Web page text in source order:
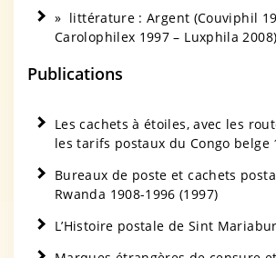
» littérature : Argent (Couviphil
Carolophilex 1997 – Luxphila 2008)
Publications
Les cachets à étoiles, avec les
les tarifs postaux du Congo belge
Bureaux de poste et cachets
Rwanda 1908-1996 (1997)
L’Histoire postale de Sint